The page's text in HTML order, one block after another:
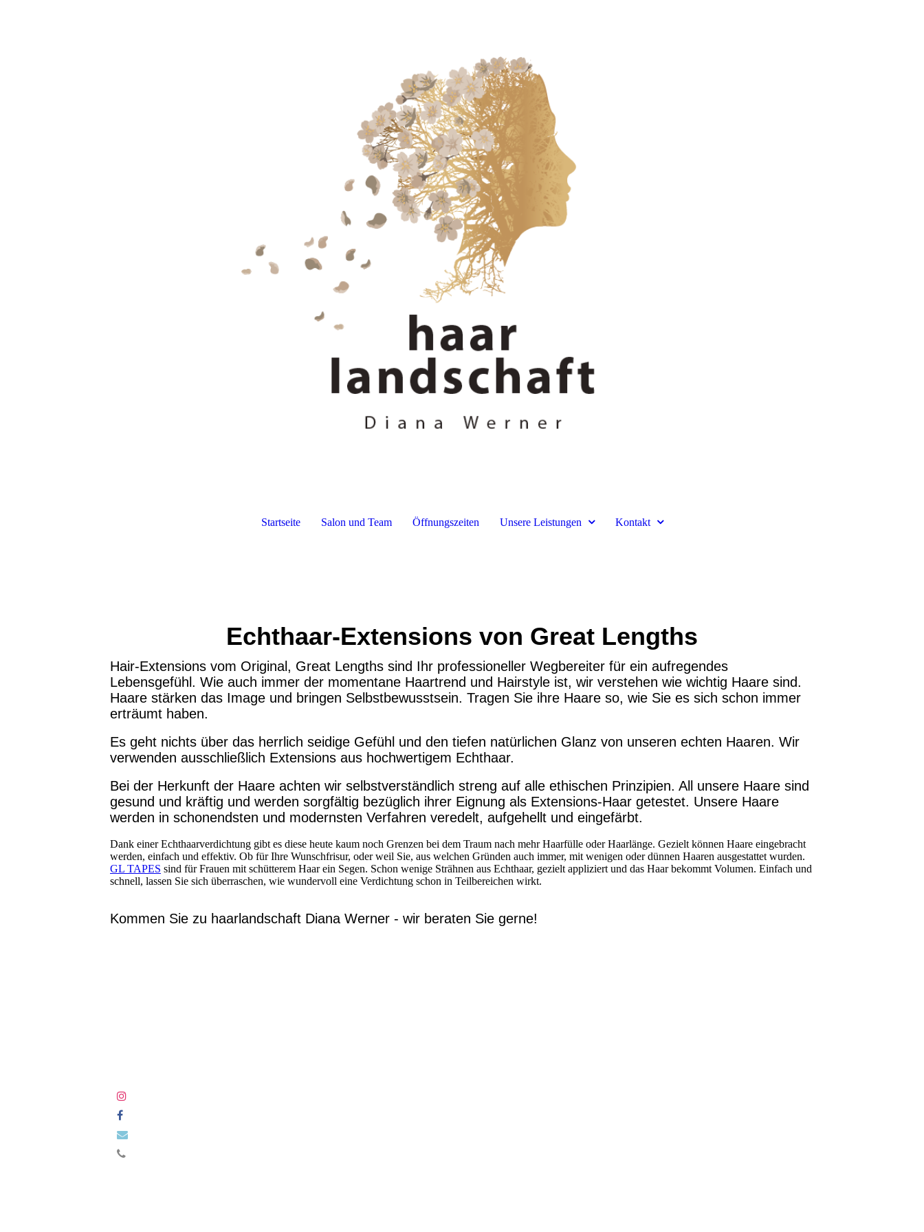
Startseite Salon und Team Öffnungszeiten Unsere Leistungen Kontakt
Echthaar-Extensions von Great Lengths
Hair-Extensions vom Original, Great Lengths sind Ihr professioneller Wegbereiter für ein aufregendes
Lebensgefühl. Wie auch immer der momentane Haartrend und Hairstyle ist, wir verstehen wie wichtig Haare sind.
Haare stärken das Image und bringen Selbstbewusstsein. Tragen Sie ihre Haare so, wie Sie es sich schon immer
erträumt haben.
Es geht nichts über das herrlich seidige Gefühl und den tiefen natürlichen Glanz von unseren echten Haaren. Wir
verwenden ausschließlich Extensions aus hochwertigem Echthaar.
Bei der Herkunft der Haare achten wir selbstverständlich streng auf alle ethischen Prinzipien. All unsere Haare sind
gesund und kräftig und werden sorgfältig bezüglich ihrer Eignung als Extensions‐Haar getestet. Unsere Haare
werden in schonendsten und modernsten Verfahren veredelt, aufgehellt und eingefärbt.
Dank einer Echthaarverdichtung gibt es diese heute kaum noch Grenzen bei dem Traum nach mehr Haarfülle oder Haarlänge. Gezielt können Haare eingebracht
werden, einfach und effektiv. Ob für Ihre Wunschfrisur, oder weil Sie, aus welchen Gründen auch immer, mit wenigen oder dünnen Haaren ausgestattet wurden.
GL TAPES sind für Frauen mit schütterem Haar ein Segen. Schon wenige Strähnen aus Echthaar, gezielt appliziert und das Haar bekommt Volumen. Einfach und
schnell, lassen Sie sich überraschen, wie wundervoll eine Verdichtung schon in Teilbereichen wirkt.
Kommen Sie zu haarlandschaft Diana Werner - wir beraten Sie gerne!